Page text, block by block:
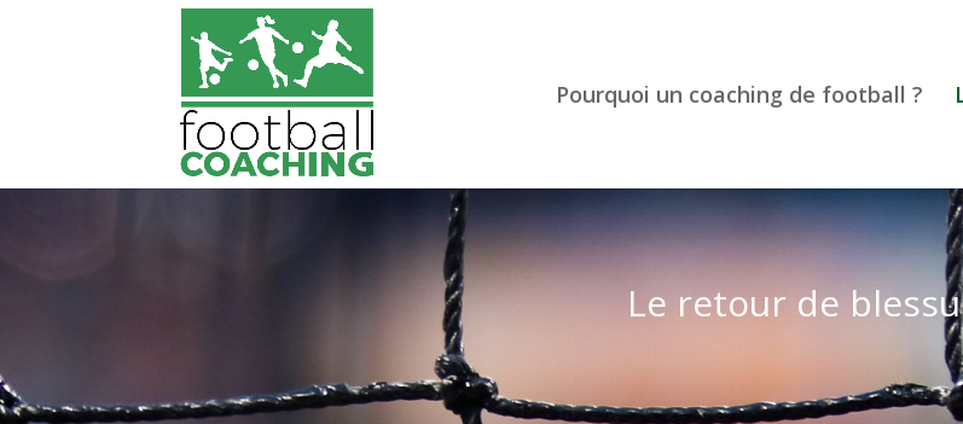
Pourquoi un coaching de football ?
Le retour de